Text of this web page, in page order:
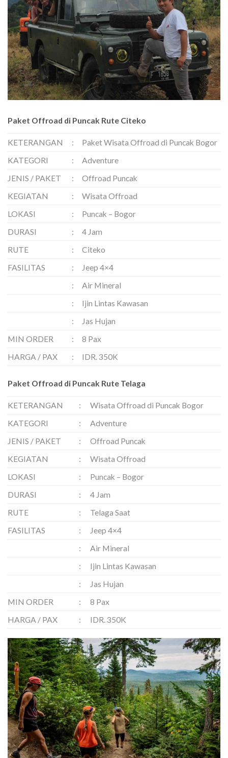
Paket Offroad di Puncak Rute Citeko
KETERANGAN :
Paket Wisata Offroad di Puncak Bogor
KATEGORI
:
Adventure
JENIS / PAKET
:
Offroad Puncak
KEGIATAN
:
Wisata Offroad
LOKASI
:
Puncak – Bogor
DURASI
:
4 Jam
RUTE
:
Citeko
FASILITAS
:
Jeep 4×4
:
Air Mineral
:
Ijin Lintas Kawasan
:
Jas Hujan
MIN ORDER
:
8 Pax
HARGA / PAX
: IDR. 350K
Paket Offroad di Puncak Rute Telaga
KETERANGAN :
Wisata Offroad di Puncak Bogor
KATEGORI
:
Adventure
JENIS / PAKET
:
Offroad Puncak
KEGIATAN
:
Wisata Offroad
LOKASI
:
Puncak – Bogor
DURASI
:
4 Jam
RUTE
:
Telaga Saat
FASILITAS
:
Jeep 4×4
:
Air Mineral
:
Ijin Lintas Kawasan
:
Jas Hujan
MIN ORDER
:
8 Pax
HARGA / PAX
: IDR. 350K